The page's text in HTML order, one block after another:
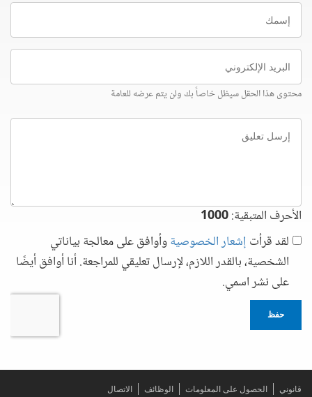
إسمك
البريد
الإلكتروني
محتوى هذا الحقل سيظل خاصاً بك ولن يتم عرضه للعامة
إرسل
تعليق
الأحرف المتبقية:1000
لقد قرأت إشعار الخصوصيةوأوافق على معالجة بياناتي
الشخصية، بالقدر اللازم، لإرسال تعليقي للمراجعة. أنا أوافق أيضًا
على نشر اسمي.
حفظ
قانوني الحصول على المعلومات الوظائف الاتصال